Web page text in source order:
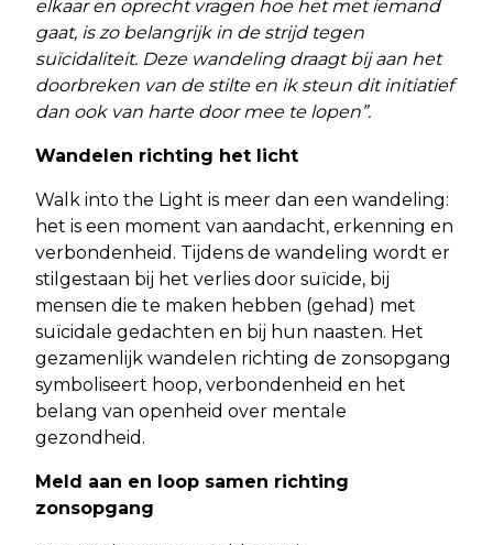
elkaar en oprecht vragen hoe het met iemand
gaat, is zo belangrijk in de strijd tegen
suïcidaliteit. Deze wandeling draagt bij aan het
doorbreken van de stilte en ik steun dit initiatief
dan ook van harte door mee te lopen”.
Wandelen richting het licht
Walk into the Light is meer dan een wandeling:
het is een moment van aandacht, erkenning en
verbondenheid. Tijdens de wandeling wordt er
stilgestaan bij het verlies door suïcide, bij
mensen die te maken hebben (gehad) met
suïcidale gedachten en bij hun naasten. Het
gezamenlijk wandelen richting de zonsopgang
symboliseert hoop, verbondenheid en het
belang van openheid over mentale
gezondheid.
Meld aan en loop samen richting
zonsopgang